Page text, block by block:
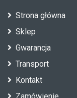
Strona główna
Sklep
Gwarancja
Transport
Kontakt